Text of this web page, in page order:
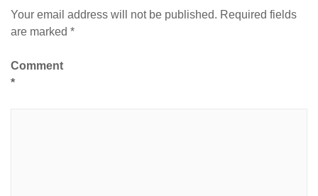
Your email address will not be published. Required fields
are marked *
Comment
*